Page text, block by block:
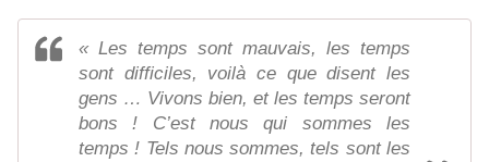
« Les temps sont mauvais, les temps
sont difficiles, voilà ce que disent les
gens … Vivons bien, et les temps seront
bons ! C’est nous qui sommes les
temps ! Tels nous sommes, tels sont les